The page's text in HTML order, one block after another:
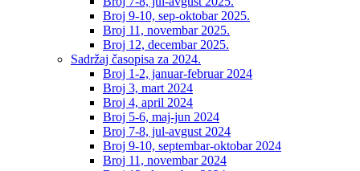
Broj 9-10, sep-oktobar 2025.
Broj 11, novembar 2025.
Broj 12, decembar 2025.
Sadržaj časopisa za 2024.
Broj 1-2, januar-februar 2024
Broj 3, mart 2024
Broj 4, april 2024
Broj 5-6, maj-jun 2024
Broj 7-8, jul-avgust 2024
Broj 9-10, septembar-oktobar 2024
Broj 11, novembar 2024